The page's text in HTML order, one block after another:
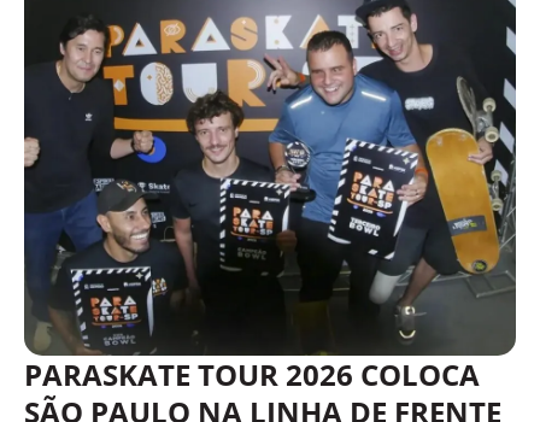
PARASKATE TOUR 2026 COLOCA
SÃO PAULO NA LINHA DE FRENTE